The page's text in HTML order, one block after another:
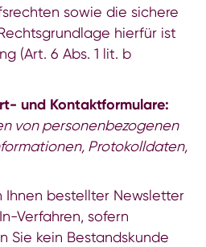
sowie die sichere
hierfür ist
(Art. 6 Abs. 1 lit. b
und Kontaktformulare:
von personenbezogenen
Protokolldaten,
Ihnen bestellter Newsletter
Verfahren, sofern
Sie kein Bestandskunde